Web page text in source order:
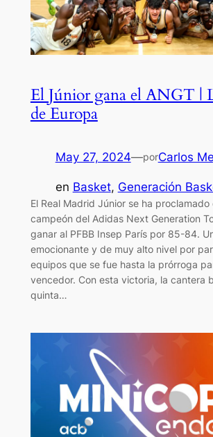
El Júnior gana el ANGT |
de Europa
May 27, 2024—porCarlos
en Basket, Generación
El Real Madrid Júnior se ha
campeón del Adidas Next Generation
ganar al PFBB Insep París por 85-84.
emocionante y de muy alto nivel por
equipos que se fue hasta la prórroga
vencedor. Con esta victoria, la cantera
quinta…